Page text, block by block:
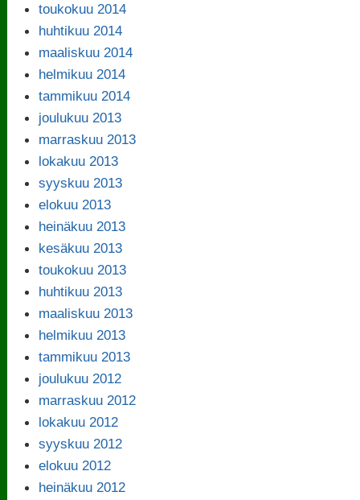
toukokuu 2014
huhtikuu 2014
maaliskuu 2014
helmikuu 2014
tammikuu 2014
joulukuu 2013
marraskuu 2013
lokakuu 2013
syyskuu 2013
elokuu 2013
heinäkuu 2013
kesäkuu 2013
toukokuu 2013
huhtikuu 2013
maaliskuu 2013
helmikuu 2013
tammikuu 2013
joulukuu 2012
marraskuu 2012
lokakuu 2012
syyskuu 2012
elokuu 2012
heinäkuu 2012